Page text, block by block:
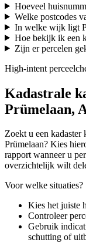
Hoeveel
Welke postcodes
In welke wijk ligt
Hoe bekijk ik een
Zijn er percelen
High-intent
Kadastrale
Prümelaan,
Zoekt u een kadaster
Prümelaan? Kies
rapport wanneer u
overzichtelijk wilt
Voor welke situaties?
Kies het juiste
Controleer
Gebruik
schutting of